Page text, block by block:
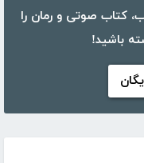
کتابراه، بیش از ۵۰،۰۰۰ کتاب، کتاب صوتی و رمان را
باشید!